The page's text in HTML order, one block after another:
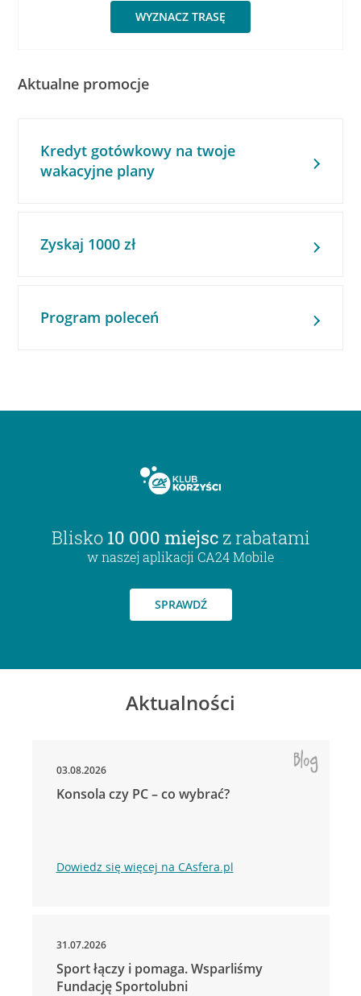
WYZNACZ TRASĘ
Aktualne promocje
Kredyt gotówkowy na twoje
wakacyjne plany
Zyskaj 1000 zł
Program poleceń
Blisko 10 000 miejsc z rabatami
w naszej aplikacji CA24 Mobile
SPRAWDŹ
Aktualności
03.08.2026
Konsola czy PC – co wybrać?
Dowiedz się więcej na CAsfera.pl
31.07.2026
Sport łączy i pomaga. Wsparliśmy
Fundację Sportolubni